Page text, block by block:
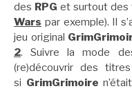
des RPG et surtout des
Wars par exemple). Il
jeu original
2. Suivre la mode
(re)découvrir des
si GrimGrimoire